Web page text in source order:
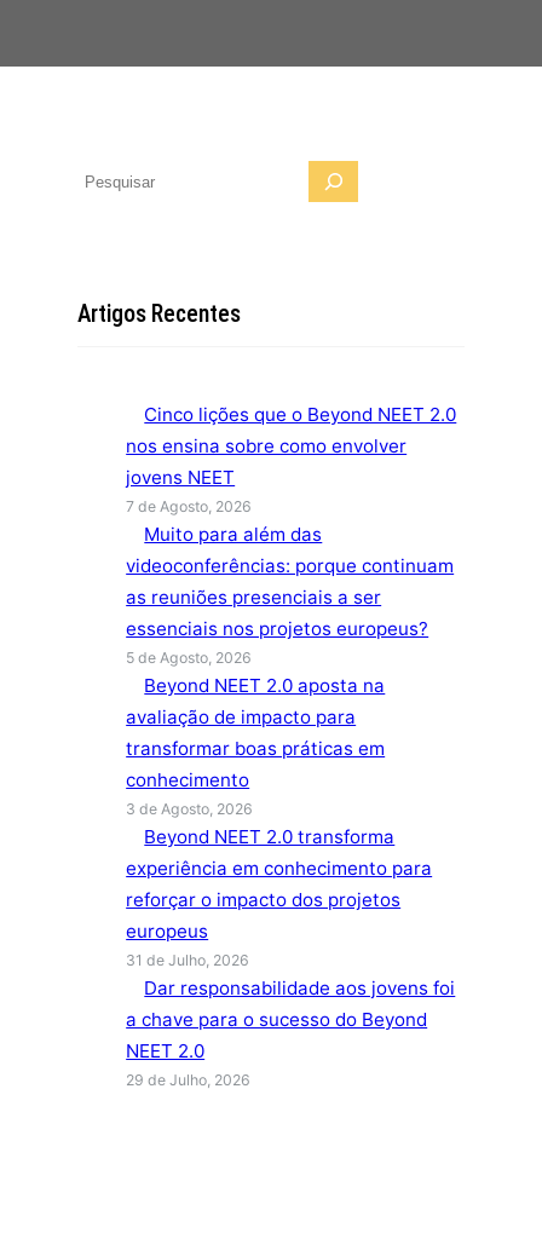
P
u
Artigos Recentes
Cinco lições que o Beyond NEET 2.0
nos ensina sobre como envolver
jovens NEET
7 de Agosto, 2026
Muito para além das
videoconferências: porque continuam
as reuniões presenciais a ser
essenciais nos projetos europeus?
5 de Agosto, 2026
Beyond NEET 2.0 aposta na
avaliação de impacto para
transformar boas práticas em
conhecimento
3 de Agosto, 2026
Beyond NEET 2.0 transforma
experiência em conhecimento para
reforçar o impacto dos projetos
europeus
31 de Julho, 2026
Dar responsabilidade aos jovens foi
a chave para o sucesso do Beyond
NEET 2.0
29 de Julho, 2026